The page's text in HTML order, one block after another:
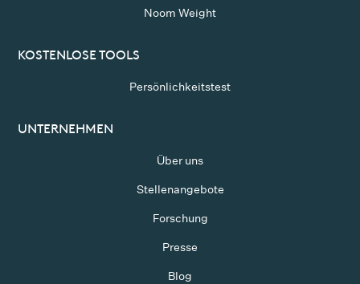
Noom Weight
KOSTENLOSE TOOLS
Persönlichkeitstest
UNTERNEHMEN
Über uns
Stellenangebote
Forschung
Presse
Blog